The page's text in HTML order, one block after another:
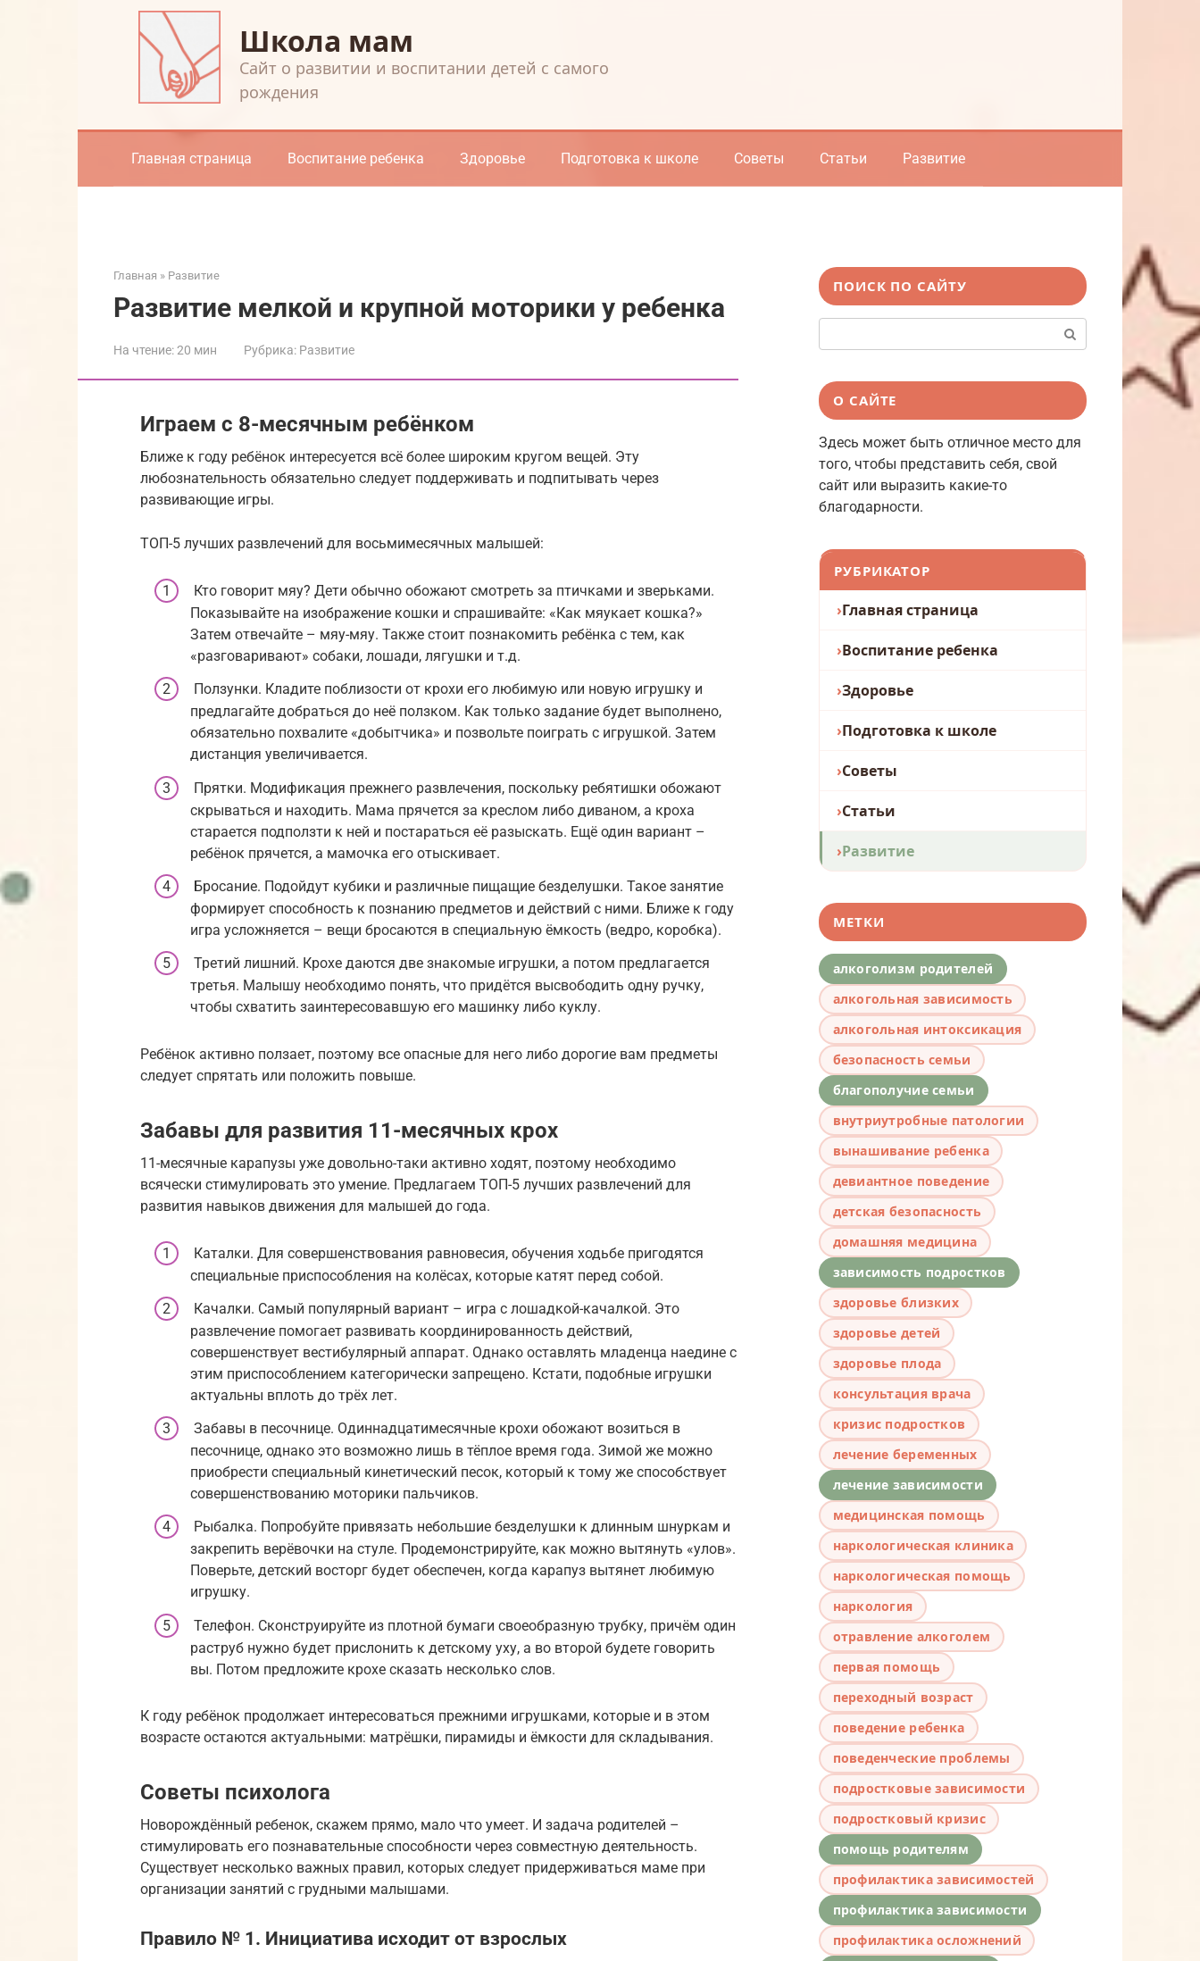
Школа мам
Cайт о развитии и воспитании детей с самого
рождения
Главная страница Воспитание ребенка Здоровье Подготовка к школе Советы Статьи Развитие
Главная » Развитие
Развитие мелкой и крупной моторики у ребенка
На чтение:20 мин Рубрика: Развитие
Играем с 8-месячным ребёнком
Ближе к году ребёнок интересуется всё более широким кругом вещей. Эту
любознательность обязательно следует поддерживать и подпитывать через
развивающие игры.
ТОП-5 лучших развлечений для восьмимесячных малышей:
Кто говорит мяу? Дети обычно обожают смотреть за птичками и зверьками.
Показывайте на изображение кошки и спрашивайте: «Как мяукает кошка?»
Затем отвечайте – мяу-мяу. Также стоит познакомить ребёнка с тем, как
«разговаривают» собаки, лошади, лягушки и т.д.
Ползунки. Кладите поблизости от крохи его любимую или новую игрушку и
предлагайте добраться до неё ползком. Как только задание будет выполнено,
обязательно похвалите «добытчика» и позвольте поиграть с игрушкой. Затем
дистанция увеличивается.
Прятки. Модификация прежнего развлечения, поскольку ребятишки обожают
скрываться и находить. Мама прячется за креслом либо диваном, а кроха
старается подползти к ней и постараться её разыскать. Ещё один вариант –
ребёнок прячется, а мамочка его отыскивает.
Бросание. Подойдут кубики и различные пищащие безделушки. Такое занятие
формирует способность к познанию предметов и действий с ними. Ближе к году
игра усложняется – вещи бросаются в специальную ёмкость (ведро, коробка).
Третий лишний. Крохе даются две знакомые игрушки, а потом предлагается
третья. Малышу необходимо понять, что придётся высвободить одну ручку,
чтобы схватить заинтересовавшую его машинку либо куклу.
Ребёнок активно ползает, поэтому все опасные для него либо дорогие вам предметы
следует спрятать или положить повыше.
Забавы для развития 11-месячных крох
11-месячные карапузы уже довольно-таки активно ходят, поэтому необходимо
всячески стимулировать это умение. Предлагаем ТОП-5 лучших развлечений для
развития навыков движения для малышей до года.
Каталки. Для совершенствования равновесия, обучения ходьбе пригодятся
специальные приспособления на колёсах, которые катят перед собой.
Качалки. Самый популярный вариант – игра с лошадкой-качалкой. Это
развлечение помогает развивать координированность действий,
совершенствует вестибулярный аппарат. Однако оставлять младенца наедине с
этим приспособлением категорически запрещено. Кстати, подобные игрушки
актуальны вплоть до трёх лет.
Забавы в песочнице. Одиннадцатимесячные крохи обожают возиться в
песочнице, однако это возможно лишь в тёплое время года. Зимой же можно
приобрести специальный кинетический песок, который к тому же способствует
совершенствованию моторики пальчиков.
Рыбалка. Попробуйте привязать небольшие безделушки к длинным шнуркам и
закрепить верёвочки на стуле. Продемонстрируйте, как можно вытянуть «улов».
Поверьте, детский восторг будет обеспечен, когда карапуз вытянет любимую
игрушку.
Телефон. Сконструируйте из плотной бумаги своеобразную трубку, причём один
раструб нужно будет прислонить к детскому уху, а во второй будете говорить
вы. Потом предложите крохе сказать несколько слов.
К году ребёнок продолжает интересоваться прежними игрушками, которые и в этом
возрасте остаются актуальными: матрёшки, пирамиды и ёмкости для складывания.
Советы психолога
Новорождённый ребенок, скажем прямо, мало что умеет. И задача родителей –
стимулировать его познавательные способности через совместную деятельность.
Существует несколько важных правил, которых следует придерживаться маме при
организации занятий с грудными малышами.
Правило № 1. Инициатива исходит от взрослых
ПОИСК ПО САЙТУ
О САЙТЕ
Здесь может быть отличное место для
того, чтобы представить себя, свой
сайт или выразить какие-то
благодарности.
РУБРИКАТОР
Главная страница
Воспитание ребенка
Здоровье
Подготовка к школе
Советы
Статьи
Развитие
МЕТКИ
алкоголизм родителей
алкогольная зависимость
алкогольная интоксикация
безопасность семьи
благополучие семьи
внутриутробные патологии
вынашивание ребенка
девиантное поведение
детская безопасность
домашняя медицина
зависимость подростков
здоровье близких
здоровье детей
здоровье плода
консультация врача
кризис подростков
лечение беременных
лечение зависимости
медицинская помощь
наркологическая клиника
наркологическая помощь
наркология
отравление алкоголем
первая помощь
переходный возраст
поведение ребенка
поведенческие проблемы
подростковые зависимости
подростковый кризис
помощь родителям
профилактика зависимостей
профилактика зависимости
профилактика осложнений